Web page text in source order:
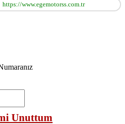
https://www.egemotorss.com.tr
Unuttum